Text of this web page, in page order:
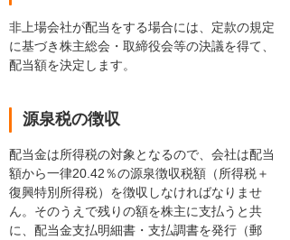
非上場会社が配当をする場合には、定款の規定
に基づき株主総会・取締役会等の決議を得て、
配当額を決定します。
源泉税の徴収
配当金は所得税の対象となるので、会社は配当
額から一律20.42％の源泉徴収税額（所得税＋
復興特別所得税）を徴収しなければなりませ
ん。そのうえで残りの額を株主に支払うと共
に、配当金支払明細書・支払調書を発行（郵